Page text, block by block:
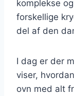
komplekse
forskellige
del af den
I dag er der
viser,
ovn med alt